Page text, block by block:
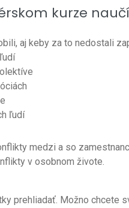
kurze
aj keby za to nedostali
ľudí
medzi a so
v osobnom živote.
prehliadať. Možno chcete